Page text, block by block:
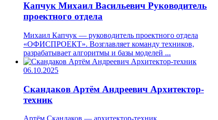
Капчук Михаил Васильевич Руководитель
проектного отдела
Михаил Капчук — руководитель проектного отдела
«ОФИСПРОЕКТ». Возглавляет команду техников,
разрабатывает алгоритмы и базы моделей ...
06.10.2025
Скандаков Артём Андреевич Архитектор-
техник